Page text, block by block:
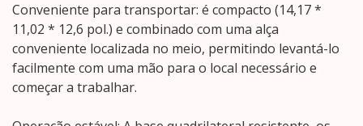
Conveniente para transportar: é compacto (14,17 *
11,02 * 12,6 pol.) e combinado com uma alça
conveniente localizada no meio, permitindo levantá-lo
facilmente com uma mão para o local necessário e
começar a trabalhar.